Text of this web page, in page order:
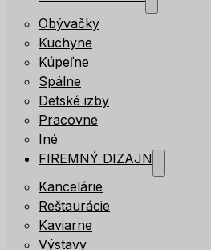
Obývačky
Kuchyne
Kúpeľne
Spálne
Detské izby
Pracovne
Iné
FIREMNÝ DIZAJN
Kancelárie
Reštaurácie
Kaviarne
Výstavy